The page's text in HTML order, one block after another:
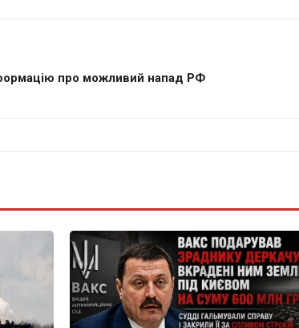
про можливий напад РФ